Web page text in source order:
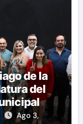
de la
del
Ago 3,